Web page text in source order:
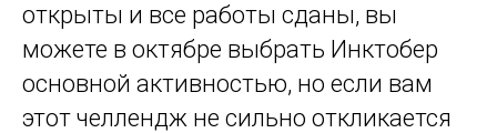
открыты и все работы сданы, вы
можете в октябре выбрать Инктобер
основной активностью, но если вам
этот челлендж не сильно откликается